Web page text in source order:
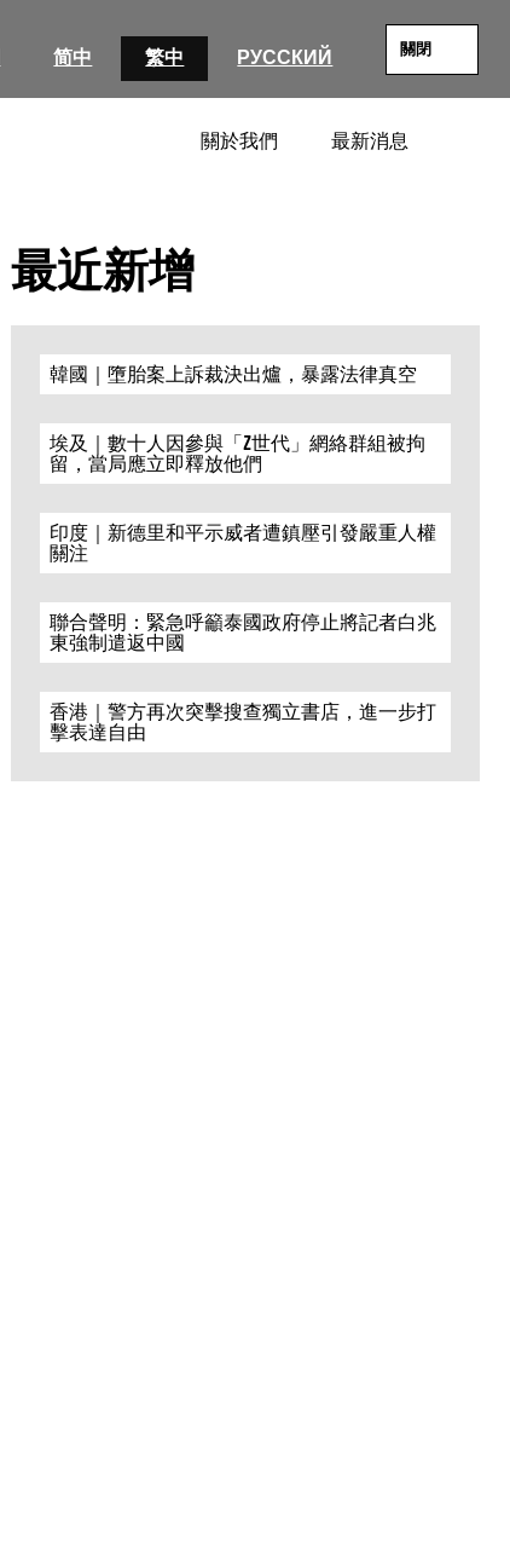
简中 繁中 РУССКИЙ 關閉
關於我們 最新消息
最近新增
韓國｜墮胎案上訴裁決出爐，暴露法律真空
埃及｜數十人因參與「Z世代」網絡群組被拘
留，當局應立即釋放他們
印度｜新德里和平示威者遭鎮壓引發嚴重人權
關注
聯合聲明：緊急呼籲泰國政府停止將記者白兆
東強制遣返中國
香港｜警方再次突擊搜查獨立書店，進一步打
擊表達自由